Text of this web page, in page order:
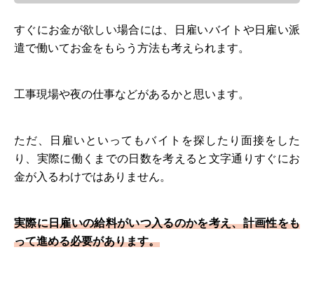
すぐにお金が欲しい場合には、日雇いバイトや日雇い派
遣で働いてお金をもらう方法も考えられます。
工事現場や夜の仕事などがあるかと思います。
ただ、日雇いといってもバイトを探したり面接をした
り、実際に働くまでの日数を考えると文字通りすぐにお
金が入るわけではありません。
実際に日雇いの給料がいつ入るのかを考え、計画性をも
って進める必要があります。